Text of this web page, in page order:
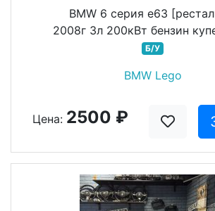
BMW 6 серия e63
2008г 3л 200кВт бензин
Б/У
BMW Lego
Цена: 2500 ₽